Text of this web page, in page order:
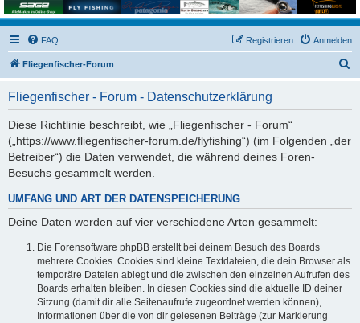
FAQ Anmelden
Registrieren
Fliegenfischer-Forum
Fliegenfischer - Forum - Datenschutzerklärung
Diese Richtlinie beschreibt, wie „Fliegenfischer - Forum“
(„https://www.fliegenfischer-forum.de/flyfishing“) (im Folgenden „der
Betreiber“) die Daten verwendet, die während deines Foren-
Besuchs gesammelt werden.
UMFANG UND ART DER DATENSPEICHERUNG
Deine Daten werden auf vier verschiedene Arten gesammelt:
Die Forensoftware phpBB erstellt bei deinem Besuch des Boards
mehrere Cookies. Cookies sind kleine Textdateien, die dein Browser als
temporäre Dateien ablegt und die zwischen den einzelnen Aufrufen des
Boards erhalten bleiben. In diesen Cookies sind die aktuelle ID deiner
Sitzung (damit dir alle Seitenaufrufe zugeordnet werden können),
Informationen über die von dir gelesenen Beiträge (zur Markierung